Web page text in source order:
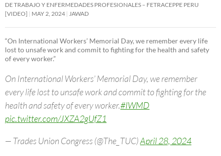
DE TRABAJO Y ENFERMEDADES PROFESIONALES – FETRACEPPE PERU
[VIDEO]
MAY 2, 2024 JAWAD
“On International Workers’ Memorial Day, we remember every life
lost to unsafe work and commit to fighting for the health and safety
of every worker.”
On International Workers’ Memorial Day, we remember
every life lost to unsafe work and commit to fighting for the
health and safety of every worker.#IWMD
pic.twitter.com/JXZA2gUfZ1
— Trades Union Congress (@The_TUC)April 28, 2024